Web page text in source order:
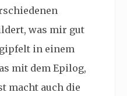
was mir gut
in einem
mit dem Epilog,
macht auch die